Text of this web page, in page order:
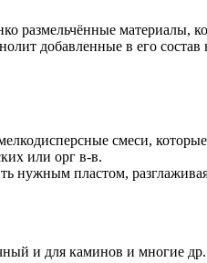
материалы,
добавленные в его
смеси,
или орг в-в.
нужным пластом,
и для каминов и многие др.